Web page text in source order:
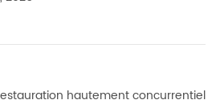
hautement concurrentiel